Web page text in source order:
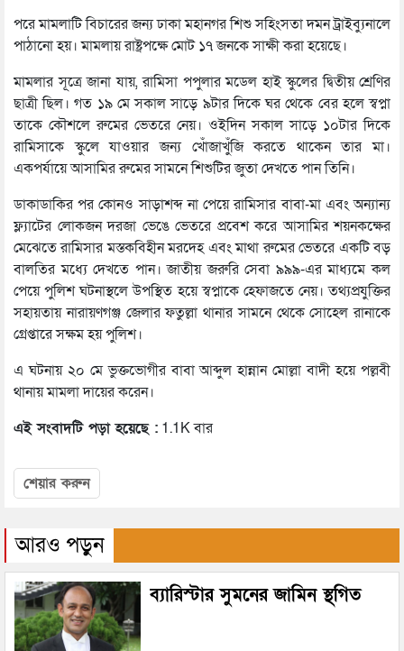
পরে মামলাটি বিচারের জন্য ঢাকা মহানগর শিশু সহিংসতা দমন ট্রাইব্যুনালে
পাঠানো হয়। মামলায় রাষ্ট্রপক্ষে মোট ১৭ জনকে সাক্ষী করা হয়েছে।
মামলার সূত্রে জানা যায়, রামিসা পপুলার মডেল হাই স্কুলের দ্বিতীয় শ্রেণির
ছাত্রী ছিল। গত ১৯ মে সকাল সাড়ে ৯টার দিকে ঘর থেকে বের হলে স্বপ্না
তাকে কৌশলে রুমের ভেতরে নেয়। ওইদিন সকাল সাড়ে ১০টার দিকে
রামিসাকে স্কুলে যাওয়ার জন্য খোঁজাখুঁজি করতে থাকেন তার মা।
একপর্যায়ে আসামির রুমের সামনে শিশুটির জুতা দেখতে পান তিনি।
ডাকাডাকির পর কোনও সাড়াশব্দ না পেয়ে রামিসার বাবা-মা এবং অন্যান্য
ফ্ল্যাটের লোকজন দরজা ভেঙে ভেতরে প্রবেশ করে আসামির শয়নকক্ষের
মেঝেতে রামিসার মস্তকবিহীন মরদেহ এবং মাথা রুমের ভেতরে একটি বড়
বালতির মধ্যে দেখতে পান। জাতীয় জরুরি সেবা ৯৯৯-এর মাধ্যমে কল
পেয়ে পুলিশ ঘটনাস্থলে উপস্থিত হয়ে স্বপ্নাকে হেফাজতে নেয়। তথ্যপ্রযুক্তির
সহায়তায় নারায়ণগঞ্জ জেলার ফতুল্লা থানার সামনে থেকে সোহেল রানাকে
গ্রেপ্তারে সক্ষম হয় পুলিশ।
এ ঘটনায় ২০ মে ভুক্তভোগীর বাবা আব্দুল হান্নান মোল্লা বাদী হয়ে পল্লবী
থানায় মামলা দায়ের করেন।
এই সংবাদটি পড়া হয়েছে : 1.1K বার
শেয়ার করুন
আরও পড়ুন
ব্যারিস্টার সুমনের জামিন স্থগিত